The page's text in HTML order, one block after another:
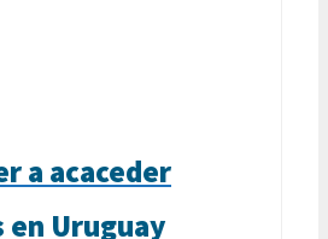
a acaceder
Uruguay